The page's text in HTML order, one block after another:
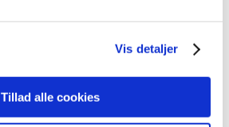
Vis detaljer
Tillad alle cookies